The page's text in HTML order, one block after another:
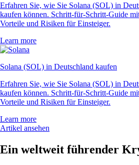
Erfahren Sie, wie Sie Solana (SOL) in
kaufen können. Schritt-für-Schritt-Guide
Vorteile und Risiken für Einsteiger.
Learn more
Solana (SOL) in Deutschland kaufen
Erfahren Sie, wie Sie Solana (SOL) in
kaufen können. Schritt-für-Schritt-Guide
Vorteile und Risiken für Einsteiger.
Learn more
Artikel ansehen
Ein weltweit führender